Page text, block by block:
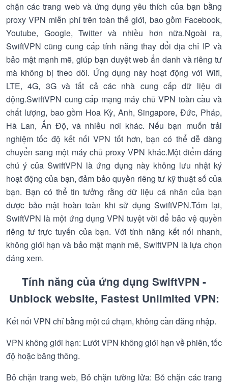
chặn các trang web và ứng dụng yêu thích của bạn bằng
proxy VPN miễn phí trên toàn thế giới, bao gồm Facebook,
Youtube, Google, Twitter và nhiều hơn nữa.Ngoài ra,
SwiftVPN cũng cung cấp tính năng thay đổi địa chỉ IP và
bảo mật mạnh mẽ, giúp bạn duyệt web ẩn danh và riêng tư
mà không bị theo dõi. Ứng dụng này hoạt động với Wifi,
LTE, 4G, 3G và tất cả các nhà cung cấp dữ liệu di
động.SwiftVPN cung cấp mạng máy chủ VPN toàn cầu và
chất lượng, bao gồm Hoa Kỳ, Anh, Singapore, Đức, Pháp,
Hà Lan, Ấn Độ, và nhiều nơi khác. Nếu bạn muốn trải
nghiệm tốc độ kết nối VPN tốt hơn, bạn có thể dễ dàng
chuyển sang một máy chủ proxy VPN khác.Một điểm đáng
chú ý của SwiftVPN là ứng dụng này không lưu nhật ký
hoạt động của bạn, đảm bảo quyền riêng tư kỹ thuật số của
bạn. Bạn có thể tin tưởng rằng dữ liệu cá nhân của bạn
được bảo mật hoàn toàn khi sử dụng SwiftVPN.Tóm lại,
SwiftVPN là một ứng dụng VPN tuyệt vời để bảo vệ quyền
riêng tư trực tuyến của bạn. Với tính năng kết nối nhanh,
không giới hạn và bảo mật mạnh mẽ, SwiftVPN là lựa chọn
đáng xem.
Tính năng của ứng dụng SwiftVPN -
Unblock website, Fastest Unlimited VPN:
Kết nối VPN chỉ bằng một cú chạm, không cần đăng nhập.
VPN không giới hạn: Lướt VPN không giới hạn về phiên, tốc
độ hoặc băng thông.
Bỏ chặn trang web, Bỏ chặn tường lửa: Bỏ chặn các trang